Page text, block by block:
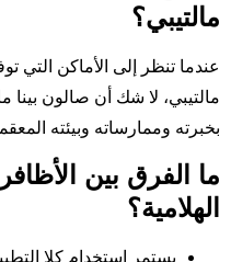
مالتيبي؟
عندما تنظر إلى الأماكن التي
مالتيبي، لا شك أن صالون بينا
بخبرته وممارساته وبيئته
ما الفرق بين
الهلامية؟
يستمر استخدام كلا التطبيقين